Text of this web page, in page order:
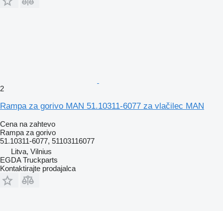
2
Rampa za gorivo MAN 51.10311-6077 za vlačilec MAN
Cena na zahtevo
Rampa za gorivo
51.10311-6077, 51103116077
Litva, Vilnius
EGDA Truckparts
Kontaktirajte prodajalca